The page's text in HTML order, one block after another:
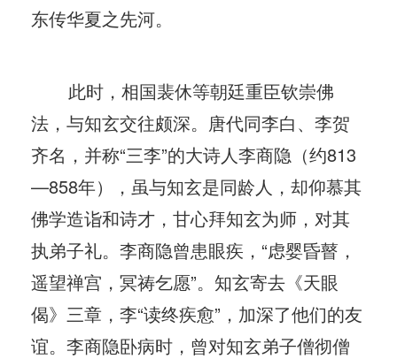
东传华夏之先河。
此时，相国裴休等朝廷重臣钦崇佛
法，与知玄交往颇深。唐代同李白、李贺
齐名，并称“三李”的大诗人李商隐（约813
—858年），虽与知玄是同龄人，却仰慕其
佛学造诣和诗才，甘心拜知玄为师，对其
执弟子礼。李商隐曾患眼疾，“虑婴昏瞽，
遥望禅宫，冥祷乞愿”。知玄寄去《天眼
偈》三章，李“读终疾愈”，加深了他们的友
谊。李商隐卧病时，曾对知玄弟子僧彻僧